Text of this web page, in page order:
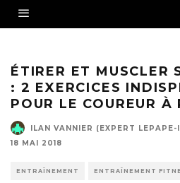
ÉTIRER ET MUSCLER
: 2 EXERCICES
POUR LE COUREUR À
ILAN VANNIER (EXPERT
18 MAI 2018
ENTRAÎNEMENT ENTRAÎNEMENT